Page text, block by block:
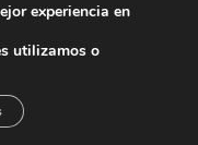
experiencia en
utilizamos o